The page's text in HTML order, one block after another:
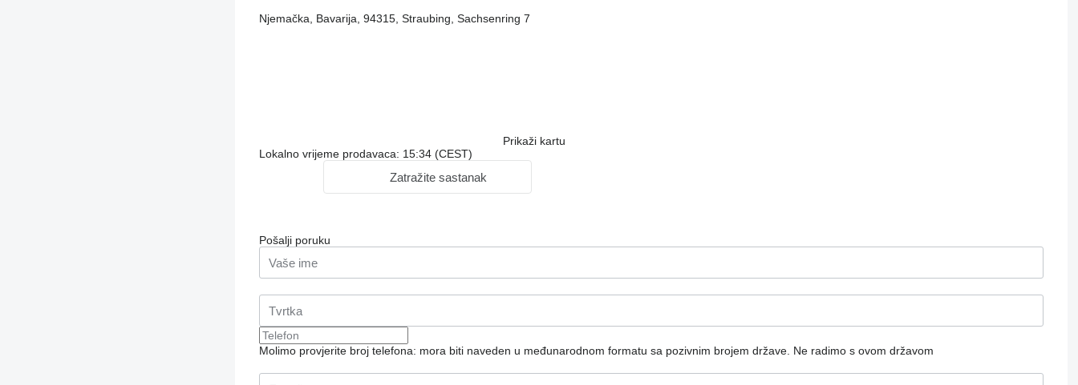
Njemačka, Bavarija, 94315, Straubing, Sachsenring 7
Prikaži kartu
Lokalno vrijeme prodavaca: 15:34 (CEST)
Zatražite sastanak
Pošalji poruku
Molimo provjerite broj telefona: mora biti naveden u međunarodnom formatu sa pozivnim brojem države. Ne radimo s ovom državom